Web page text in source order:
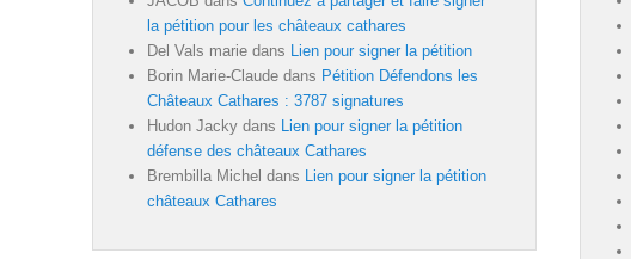
la pétition pour les châteaux cathares
Del Vals marie dans
Lien pour signer la pétition
Borin Marie-Claude dans Pétition Défendons les
Châteaux Cathares : 3787 signatures
Hudon Jacky dans
Lien pour signer la pétition
défense des châteaux Cathares
Brembilla Michel dans
Lien pour signer la pétition
châteaux Cathares